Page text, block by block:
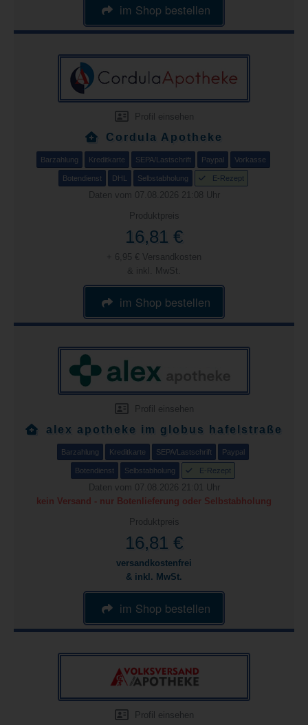
im Shop bestellen
Profil einsehen
Cordula Apotheke
Barzahlung Kreditkarte SEPA/Lastschrift Paypal Vorkasse
Botendienst DHL Selbstabholung E-Rezept
Daten vom 07.08.2026 21:08 Uhr
Produktpreis
16,81 €
+ 6,95 € Versandkosten
& inkl. MwSt.
im Shop bestellen
Profil einsehen
alex apotheke im globus hafelstraße
Barzahlung Kreditkarte SEPA/Lastschrift Paypal
Botendienst Selbstabholung E-Rezept
Daten vom 07.08.2026 21:01 Uhr
kein Versand - nur Botenlieferung oder Selbstabholung
Produktpreis
16,81 €
versandkostenfrei
& inkl. MwSt.
im Shop bestellen
Profil einsehen